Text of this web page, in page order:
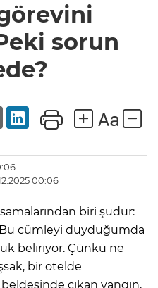
sorun
00:06
biri şudur:
Bu cümleyi duyduğumda
beliriyor. Çünkü ne
bir otelde
çıkan yangın,